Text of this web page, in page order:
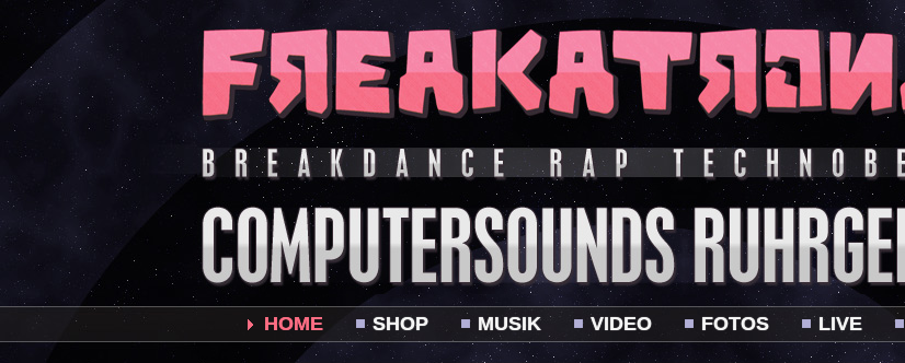
HOME SHOP MUSIK VIDEO FOTOS LIVE